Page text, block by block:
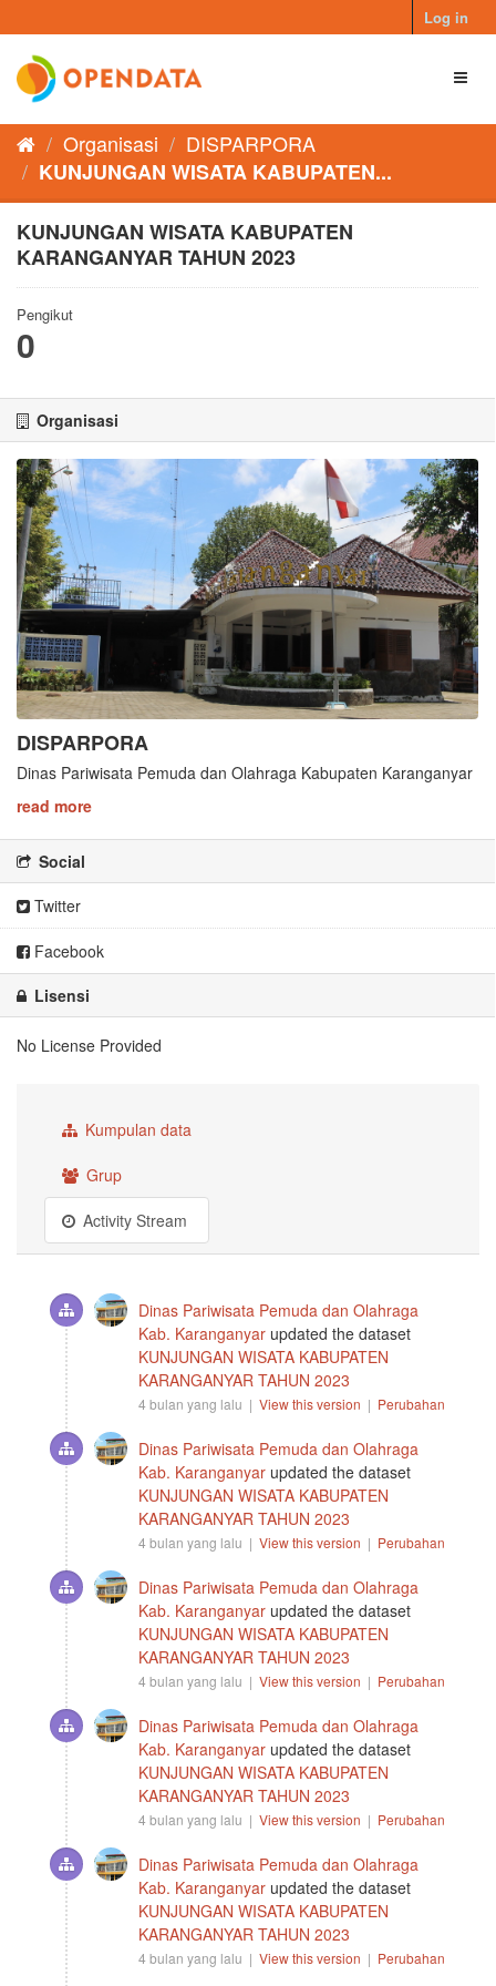
to
content
Log in
Organisasi
DISPARPORA
KUNJUNGAN WISATA KABUPATEN...
KUNJUNGAN WISATA KABUPATEN
KARANGANYAR TAHUN 2023
Pengikut
0
Organisasi
DISPARPORA
Dinas Pariwisata Pemuda dan Olahraga Kabupaten Karanganyar
read more
Social
Twitter
Facebook
Lisensi
No License Provided
Kumpulan data
Grup
Activity Stream
Dinas Pariwisata Pemuda dan Olahraga
Kab. Karanganyar updated the dataset
KUNJUNGAN WISATA KABUPATEN
KARANGANYAR TAHUN 2023
4 bulan yang lalu | View this version | Perubahan
Dinas Pariwisata Pemuda dan Olahraga
Kab. Karanganyar updated the dataset
KUNJUNGAN WISATA KABUPATEN
KARANGANYAR TAHUN 2023
4 bulan yang lalu | View this version | Perubahan
Dinas Pariwisata Pemuda dan Olahraga
Kab. Karanganyar updated the dataset
KUNJUNGAN WISATA KABUPATEN
KARANGANYAR TAHUN 2023
4 bulan yang lalu | View this version | Perubahan
Dinas Pariwisata Pemuda dan Olahraga
Kab. Karanganyar updated the dataset
KUNJUNGAN WISATA KABUPATEN
KARANGANYAR TAHUN 2023
4 bulan yang lalu | View this version | Perubahan
Dinas Pariwisata Pemuda dan Olahraga
Kab. Karanganyar updated the dataset
KUNJUNGAN WISATA KABUPATEN
KARANGANYAR TAHUN 2023
4 bulan yang lalu | View this version | Perubahan